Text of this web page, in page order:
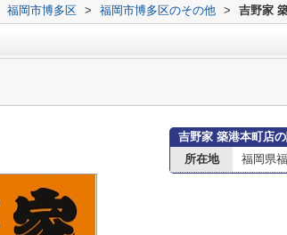
福岡市博多区 > 福岡市博多区のその他 > 吉野家
吉野家 築港本町店
所在地
福岡県